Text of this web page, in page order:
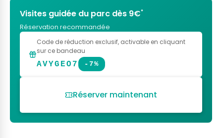
Visites guidée du parc dès 9€*
Réservation recommandée
Code de réduction exclusif, activable en cliquant
sur ce bandeau
AVYGEO7 -7%
Réserver maintenant